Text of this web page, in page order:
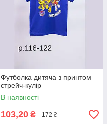
Футболка дитяча з принтом
стрейч-кулір
В наявності
103,20 ₴ 172 ₴